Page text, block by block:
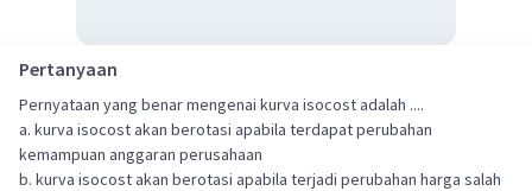
Pertanyaan
Pernyataan yang benar mengenai kurva isocost adalah ....
a. kurva isocost akan berotasi apabila terdapat perubahan
kemampuan anggaran perusahaan
b. kurva isocost akan berotasi apabila terjadi perubahan harga salah